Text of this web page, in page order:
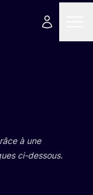
à une
ci-dessous.